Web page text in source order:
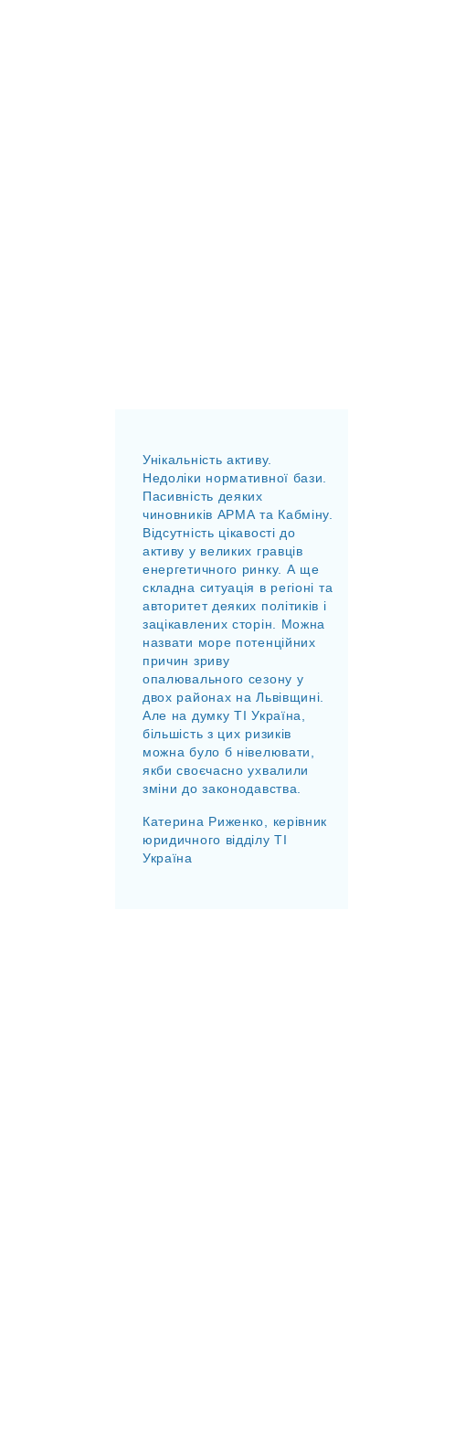
Унікальність активу.
Недоліки нормативної бази.
Пасивність деяких
чиновників АРМА та Кабміну.
Відсутність цікавості до
активу у великих гравців
енергетичного ринку. А ще
складна ситуація в регіоні та
авторитет деяких політиків і
зацікавлених сторін. Можна
назвати море потенційних
причин зриву
опалювального сезону у
двох районах на Львівщині.
Але на думку ТІ Україна,
більшість з цих ризиків
можна було б нівелювати,
якби своєчасно ухвалили
зміни до законодавства.
Катерина Риженко, керівник
юридичного відділу ТІ
Україна